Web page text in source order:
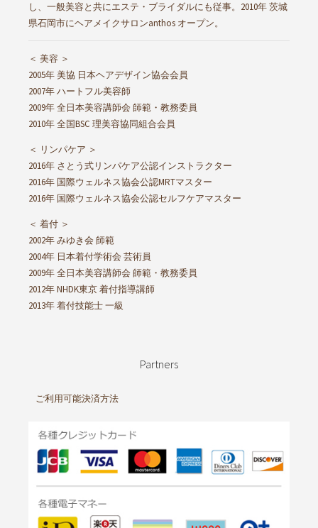
し、一般美容と共にエステ・ブライダルにも従事。2010年 茨城
県石岡市にヘアメイクサロンanthos オープン。
＜ 美容 ＞
2005年 美協 日本ヘアデザイン協会会員
2007年 ハートフル美容師
2009年 全日本美容講師会 師範・教務委員
2010年 全国BSC 理美容協同組合会員
＜ リンパケア ＞
2016年 さとう式リンパケア公認インストラクター
2016年 国際ウェルネス協会公認MRTマスター
2016年 国際ウェルネス協会公認セルフケアマスター
＜ 着付 ＞
2002年 みゆき会 師範
2004年 日本着付学術会 芸術員
2009年 全日本美容講師会 師範・教務委員
2012年 NHDK東京 着付指導講師
2013年 着付技能士 一級
Partners
ご利用可能決済方法